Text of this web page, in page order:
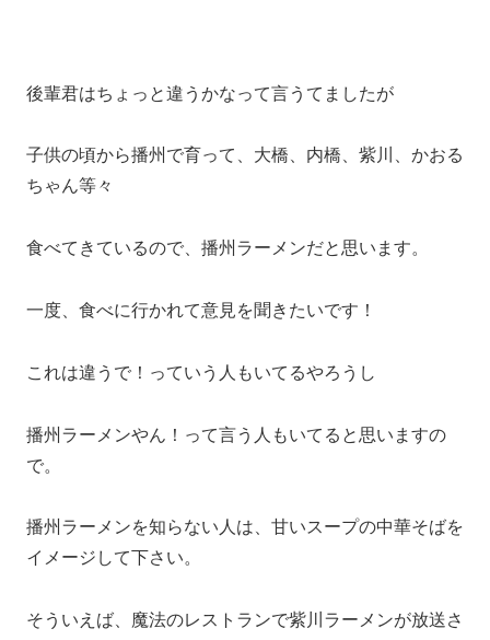
後輩君はちょっと違うかなって言うてましたが
子供の頃から播州で育って、大橋、内橋、紫川、かおる
ちゃん等々
食べてきているので、播州ラーメンだと思います。
一度、食べに行かれて意見を聞きたいです！
これは違うで！っていう人もいてるやろうし
播州ラーメンやん！って言う人もいてると思いますの
で。
播州ラーメンを知らない人は、甘いスープの中華そばを
イメージして下さい。
そういえば、魔法のレストランで紫川ラーメンが放送さ